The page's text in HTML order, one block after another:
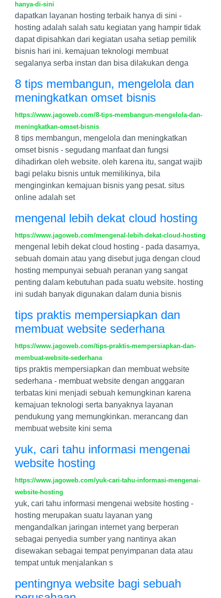
hanya-di-sini
dapatkan layanan hosting terbaik hanya di sini -
hosting adalah salah satu kegiatan yang hampir tidak
dapat dipisahkan dari kegiatan usaha setiap pemilik
bisnis hari ini. kemajuan teknologi membuat
segalanya serba instan dan bisa dilakukan denga
8 tips membangun, mengelola dan
meningkatkan omset bisnis
https://www.jagoweb.com/8-tips-membangun-mengelola-dan-
meningkatkan-omset-bisnis
8 tips membangun, mengelola dan meningkatkan
omset bisnis - segudang manfaat dan fungsi
dihadirkan oleh website. oleh karena itu, sangat wajib
bagi pelaku bisnis untuk memilikinya, bila
menginginkan kemajuan bisnis yang pesat. situs
online adalah set
mengenal lebih dekat cloud hosting
https://www.jagoweb.com/mengenal-lebih-dekat-cloud-hosting
mengenal lebih dekat cloud hosting - pada dasarnya,
sebuah domain atau yang disebut juga dengan cloud
hosting mempunyai sebuah peranan yang sangat
penting dalam kebutuhan pada suatu website. hosting
ini sudah banyak digunakan dalam dunia bisnis
tips praktis mempersiapkan dan
membuat website sederhana
https://www.jagoweb.com/tips-praktis-mempersiapkan-dan-
membuat-website-sederhana
tips praktis mempersiapkan dan membuat website
sederhana - membuat website dengan anggaran
terbatas kini menjadi sebuah kemungkinan karena
kemajuan teknologi serta banyaknya layanan
pendukung yang memungkinkan. merancang dan
membuat website kini sema
yuk, cari tahu informasi mengenai
website hosting
https://www.jagoweb.com/yuk-cari-tahu-informasi-mengenai-
website-hosting
yuk, cari tahu informasi mengenai website hosting -
hosting merupakan suatu layanan yang
mengandalkan jaringan internet yang berperan
sebagai penyedia sumber yang nantinya akan
disewakan sebagai tempat penyimpanan data atau
tempat untuk menjalankan s
pentingnya website bagi sebuah